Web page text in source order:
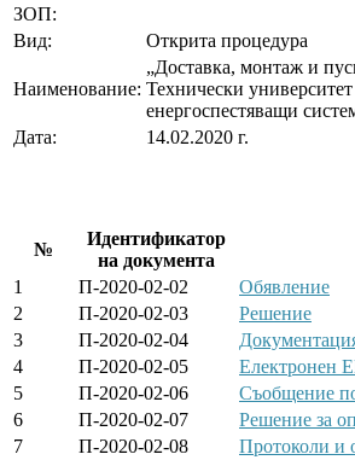
ЗОП:
Вид: Открита процедура
Наименование:
„Доставка, монтаж и
Технически
енергоспестяващи
Дата:
14.02.2020 г.
№
Идентификатор
на документа
1
П-2020-02-02 Обявление
2
П-2020-02-03 Решение
3
П-2020-02-04
4
П-2020-02-05 Електронен
5
П-2020-02-06 Съобщение
6
П-2020-02-07 Решение за
7
П-2020-02-08 Протоколи и